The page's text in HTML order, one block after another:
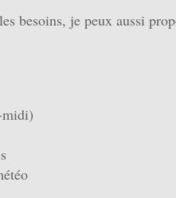
besoins, je peux aussi
midi)